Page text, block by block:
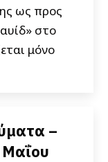
ως προς
στο
μόνο
–
Μαΐου